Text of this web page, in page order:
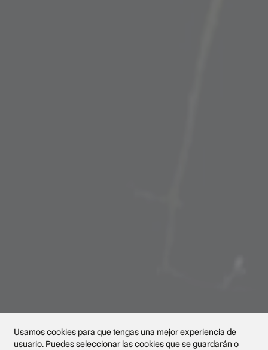
Usamos cookies para que tengas una mejor experiencia de
usuario. Puedes seleccionar las cookies que se guardarán o